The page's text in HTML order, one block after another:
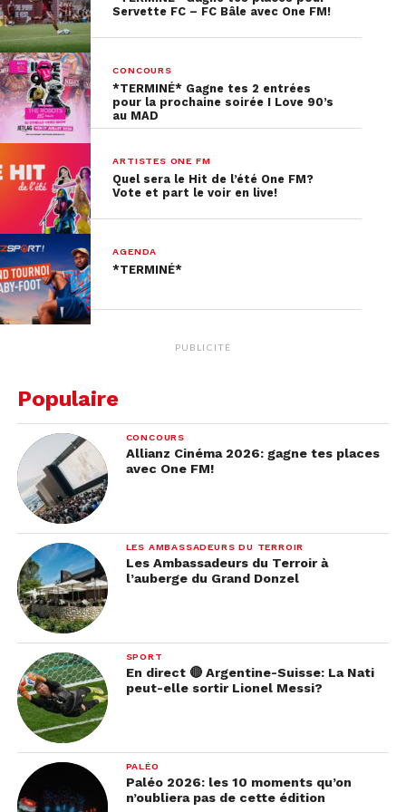
de 17h à 19h, puis la soirée
s’enchaînera avec la Silent party
Night de 19h à 2h, sous les étoiles. ✨
Samedi 24 juin: La Silent Disco Kids
aura lieu de 17h à 19h avec Dj
Barbapapa.
Si tu veux gagner tes entrées, réponds au sondage
ci-dessous :
Ce concours n'est plus en ligne.
Servette FC – FC Bâle avec One FM!
CONCOURS
*TERMINÉ* Gagne tes 2 entrées
pour la prochaine soirée I Love 90’s
au MAD
ARTISTES ONE FM
Quel sera le Hit de l’été One FM?
Vote et part le voir en live!
AGENDA
*TERMINÉ*
PUBLICITÉ
Populaire
CONCOURS
Allianz Cinéma 2026: gagne tes places
avec One FM!
LES AMBASSADEURS DU TERROIR
Les Ambassadeurs du Terroir à
l’auberge du Grand Donzel
SPORT
En direct 🔴 Argentine-Suisse: La Nati
peut-elle sortir Lionel Messi?
PALÉO
Paléo 2026: les 10 moments qu’on
n’oubliera pas de cette édition